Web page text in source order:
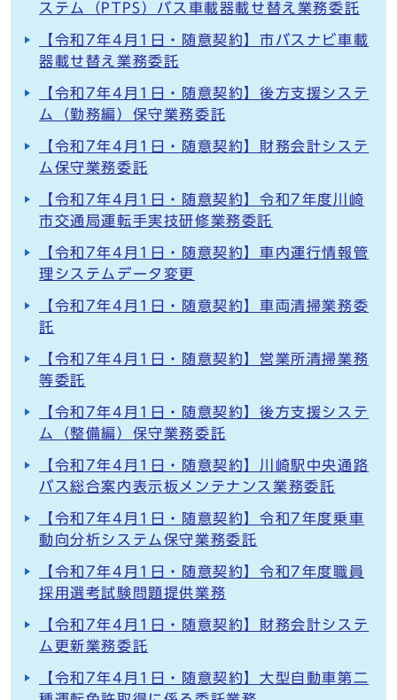
ステム（PTPS）バス車載器載せ替え業務委託
【令和7年4月1日・随意契約】市バスナビ車載
器載せ替え業務委託
【令和7年4月1日・随意契約】後方支援システ
ム（勤務編）保守業務委託
【令和7年4月1日・随意契約】財務会計システ
ム保守業務委託
【令和7年4月1日・随意契約】令和7年度川崎
市交通局運転手実技研修業務委託
【令和7年4月1日・随意契約】車内運行情報管
理システムデータ変更
【令和7年4月1日・随意契約】車両清掃業務委
託
【令和7年4月1日・随意契約】営業所清掃業務
等委託
【令和7年4月1日・随意契約】後方支援システ
ム（整備編）保守業務委託
【令和7年4月1日・随意契約】川崎駅中央通路
バス総合案内表示板メンテナンス業務委託
【令和7年4月1日・随意契約】令和7年度乗車
動向分析システム保守業務委託
【令和7年4月1日・随意契約】令和7年度職員
採用選考試験問題提供業務
【令和7年4月1日・随意契約】財務会計システ
ム更新業務委託
【令和7年4月1日・随意契約】大型自動車第二